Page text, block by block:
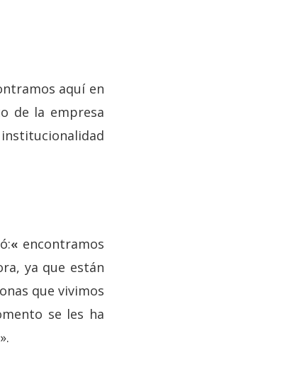
aquí en
de la empresa
«encontramos
ya que están
que vivimos
se les ha